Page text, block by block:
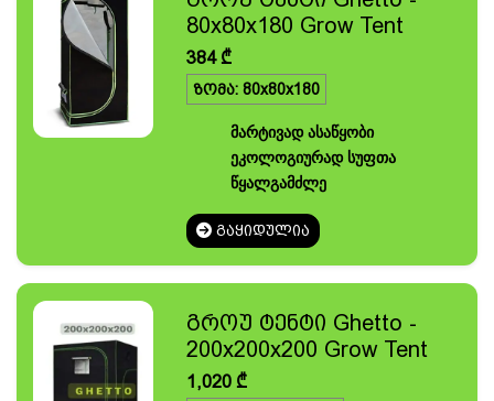
80x80x180 Grow Tent
384₾
ზომა: 80x80x180
მარტივად ასაწყობი
ეკოლოგიურად სუფთა
წყალგამძლე
ᲒᲐᲧᲘᲓᲣᲚᲘᲐ
გროუ ტენტი Ghetto -
200x200x200 Grow Tent
1,020₾